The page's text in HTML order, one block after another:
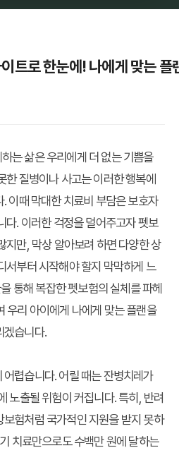
트로 한눈에! 나에게 맞는 플
는 삶은 우리에게 더 없는 기쁨을
한 질병이나 사고는 이러한 행복에
이때 막대한 치료비 부담은 보호자
다. 이러한 걱정을 덜어주고자 펫보
지만, 막상 알아보려 하면 다양한 상
서부터 시작해야 할지 막막하게 느
통해 복잡한 펫보험의 실체를 파헤
우리 아이에게 나에게 맞는 플랜을
겠습니다.
렵습니다. 어릴 때는 잔병치레가
노출될 위험이 커집니다. 특히, 반려
험처럼 국가적인 지원을 받지 못하
치료만으로도 수백만 원에 달하는